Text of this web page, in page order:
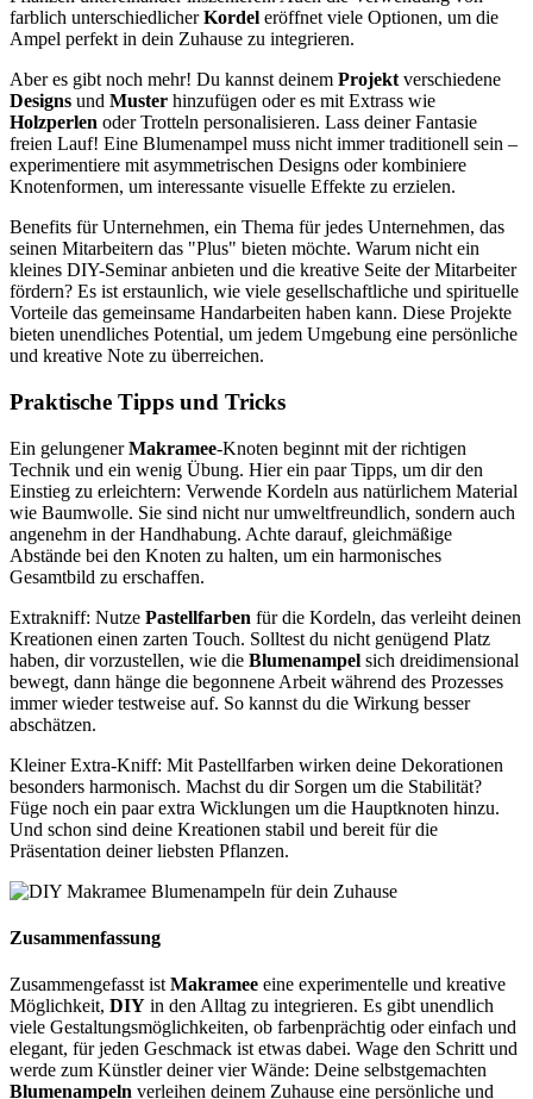
farblich unterschiedlicherKordel eröffnet viele Optionen, um die
Ampel perfekt in dein Zuhause zu integrieren.
Aber es gibt noch mehr! Du kannst deinem Projekt verschiedene
Designs und Muster hinzufügen oder es mit Extrass wie
Holzperlen oder Trotteln personalisieren. Lass deiner Fantasie
freien Lauf! Eine Blumenampel muss nicht immer traditionell sein –
experimentiere mit asymmetrischen Designs oder kombiniere
Knotenformen, um interessante visuelle Effekte zu erzielen.
Benefits für Unternehmen, ein Thema für jedes Unternehmen, das
seinen Mitarbeitern das "Plus" bieten möchte. Warum nicht ein
kleines DIY-Seminar anbieten und die kreative Seite der Mitarbeiter
fördern? Es ist erstaunlich, wie viele gesellschaftliche und spirituelle
Vorteile das gemeinsame Handarbeiten haben kann. Diese Projekte
bieten unendliches Potential, um jedem Umgebung eine persönliche
und kreative Note zu überreichen.
Praktische Tipps und Tricks
Ein gelungenerMakramee-Knoten beginnt mit der richtigen
Technik und ein wenig Übung. Hier ein paar Tipps, um dir den
Einstieg zu erleichtern: Verwende Kordeln aus natürlichem Material
wie Baumwolle. Sie sind nicht nur umweltfreundlich, sondern auch
angenehm in der Handhabung. Achte darauf, gleichmäßige
Abstände bei den Knoten zu halten, um ein harmonisches
Gesamtbild zu erschaffen.
Extrakniff: Nutze Pastellfarben für die Kordeln, das verleiht deinen
Kreationen einen zarten Touch. Solltest du nicht genügend Platz
haben, dir vorzustellen, wie die Blumenampel sich dreidimensional
bewegt, dann hänge die begonnene Arbeit während des Prozesses
immer wieder testweise auf. So kannst du die Wirkung besser
abschätzen.
Kleiner Extra-Kniff: Mit Pastellfarben wirken deine Dekorationen
besonders harmonisch. Machst du dir Sorgen um die Stabilität?
Füge noch ein paar extra Wicklungen um die Hauptknoten hinzu.
Und schon sind deine Kreationen stabil und bereit für die
Präsentation deiner liebsten Pflanzen.
Zusammenfassung
Zusammengefasst ist Makramee eine experimentelle und kreative
Möglichkeit, DIY in den Alltag zu integrieren. Es gibt unendlich
viele Gestaltungsmöglichkeiten, ob farbenprächtig oder einfach und
elegant, für jeden Geschmack ist etwas dabei. Wage den Schritt und
werde zum Künstler deiner vier Wände: Deine selbstgemachten
Blumenampeln verleihen deinem Zuhause eine persönliche und